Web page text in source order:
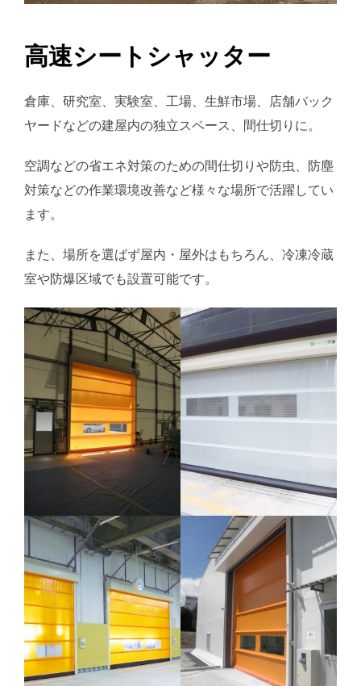
高速シートシャッター
倉庫、研究室、実験室、工場、生鮮市場、店舗バック
ヤードなどの建屋内の独立スペース、間仕切りに。
空調などの省エネ対策のための間仕切りや防虫、防塵
対策などの作業環境改善など様々な場所で活躍してい
ます。
また、場所を選ばず屋内・屋外はもちろん、冷凍冷蔵
室や防爆区域でも設置可能です。